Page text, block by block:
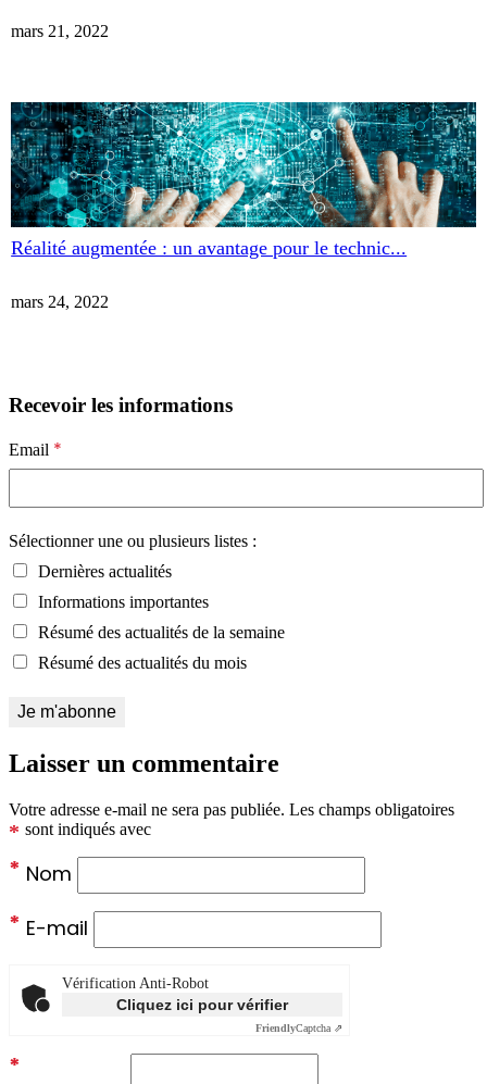
mars 21, 2022
Réalité augmentée : un avantage pour le technic...
mars 24, 2022
Recevoir les informations
Email *
Sélectionner une ou plusieurs listes :
Dernières actualités
Informations importantes
Résumé des actualités de la semaine
Résumé des actualités du mois
Laisser un commentaire
Votre adresse e-mail ne sera pas publiée. Les champs obligatoires
sont indiqués avec
*
Nom
*
E-mail
*
Vérification Anti-Robot
Cliquez ici pour vérifier
FriendlyCaptcha ⇗
*